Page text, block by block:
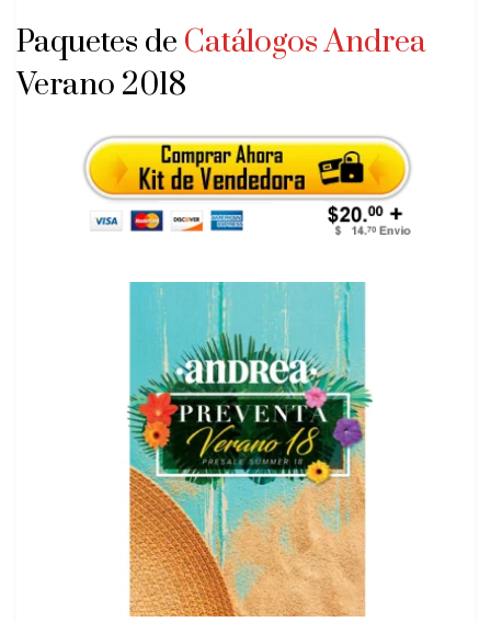
Paquetes de Catálogos Andrea
Verano 2018